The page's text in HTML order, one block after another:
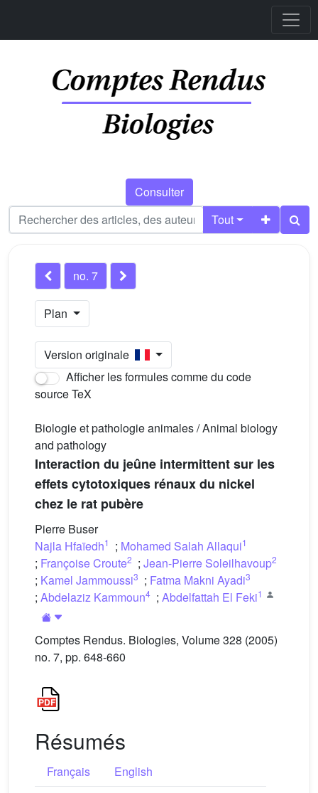
Consulter
Tout
no. 7
Plan
Version originale
Afficher les formules comme du code
source TeX
Biologie et pathologie animales / Animal biology
and pathology
Interaction du jeûne intermittent sur les
effets cytotoxiques rénaux du nickel
chez le rat pubère
Pierre Buser
Najla Hfaïedh1 ; Mohamed Salah Allaqui1
; Françoise Croute2 ; Jean-Pierre Soleilhavoup2
; Kamel Jammoussi3 ; Fatma Makni Ayadi3
; Abdelaziz Kammoun4 ; Abdelfattah El Feki1
Comptes Rendus. Biologies, Volume 328 (2005)
no. 7, pp. 648-660
Résumés
Français
English